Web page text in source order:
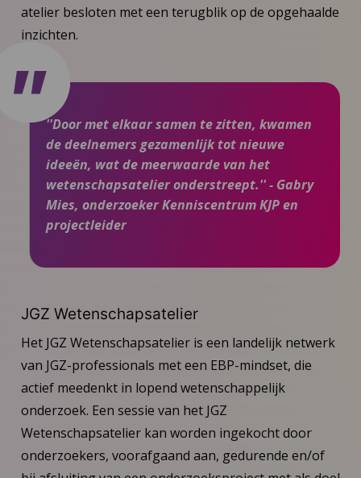
atelier besloten met een terugblik op de opgehaalde
inzichten.
''Door met elkaar samen te zitten, kwamen
de deelnemers gezamenlijk tot nieuwe
ideeën, wat de meerwaarde van het
wetenschapsatelier onderstreept.'' - Gabry
Mies, onderzoeker Kenniscentrum KJP en
projectleider
JGZ Wetenschapsatelier
Het JGZ Wetenschapsatelier is een landelijk netwerk
van JGZ-professionals met een EBP-mindset, die
actief meedenkt in lopend wetenschappelijk
onderzoek. Een sessie van het JGZ
Wetenschapsatelier kan worden ingekocht door
onderzoekers, voorafgaand aan, gedurende en/of